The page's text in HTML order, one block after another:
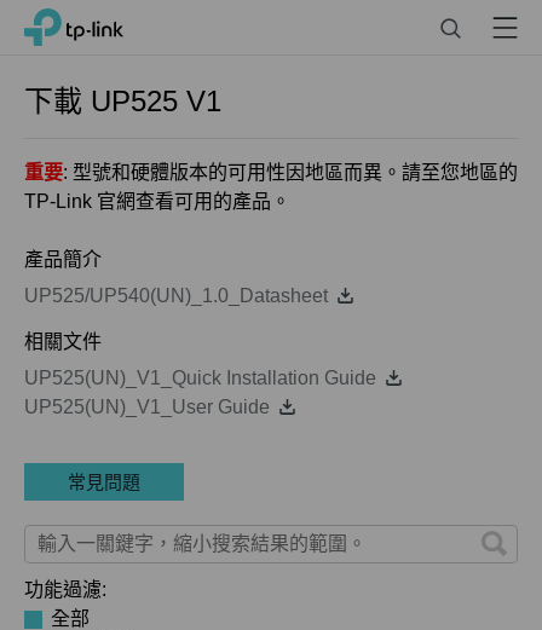
Click
navigation
TP-Link, Reliably Smart Menu
下載 UP525 V1
重要: 型號和硬體版本的可用性因地區而異。請至您地區的
TP-Link 官網查看可用的產品。
產品簡介
UP525/UP540(UN)_1.0_Datasheet
相關文件
UP525(UN)_V1_Quick Installation Guide
UP525(UN)_V1_User Guide
常見問題
功能過濾:
全部